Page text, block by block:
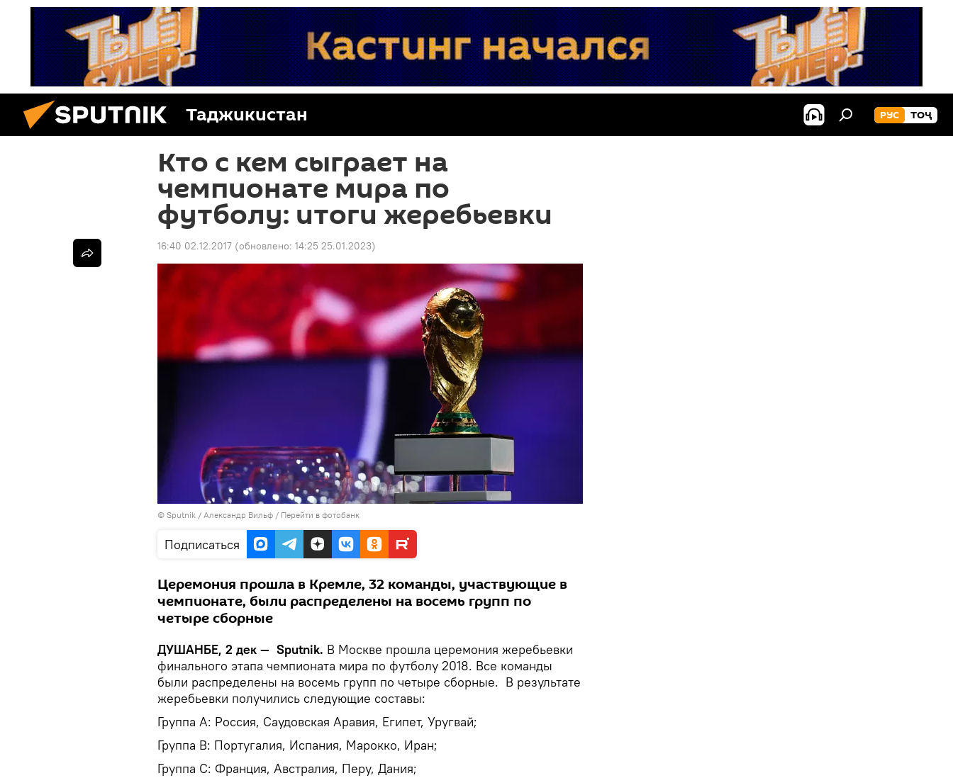
Таджикистан РУС ТОҶ
Кто с кем сыграет на
чемпионате мира по
футболу: итоги жеребьевки
16:40 02.12.2017 (обновлено: 14:25 25.01.2023)
© Sputnik / Александр Вильф / Перейти в фотобанк
Подписаться
Церемония прошла в Кремле, 32 команды, участвующие в
чемпионате, были распределены на восемь групп по
четыре сборные
ДУШАНБЕ, 2 дек — Sputnik. В Москве прошла церемония жеребьевки
финального этапа чемпионата мира по футболу 2018. Все команды
были распределены на восемь групп по четыре сборные. В результате
жеребьевки получились следующие составы:
Группа А: Россия, Саудовская Аравия, Египет, Уругвай;
Группа В: Португалия, Испания, Марокко, Иран;
Группа С: Франция, Австралия, Перу, Дания;